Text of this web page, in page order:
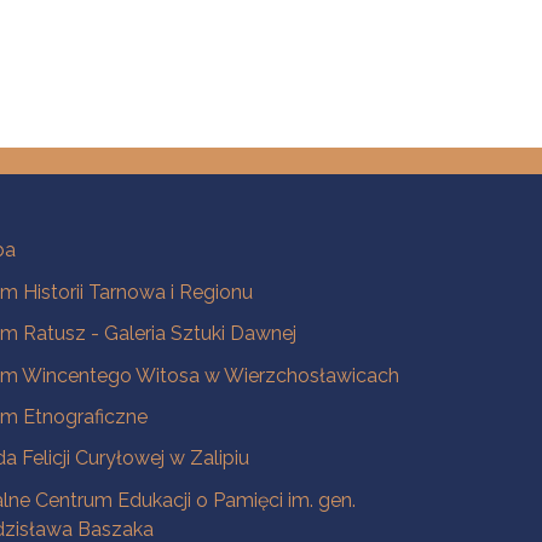
Historii Tarnowa i Regionu
Ratusz - Galeria Sztuki Dawnej
Wincentego Witosa w Wierzchosławicach
Etnograficzne
Felicji Curyłowej w Zalipiu
Centrum Edukacji o Pamięci im. gen.
Baszaka